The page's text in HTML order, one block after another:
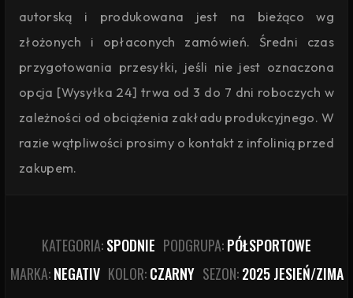
autorską i produkowana jest na bieżąco wg
złożonych i opłaconych zamówień. Średni czas
przygotowania przesyłki, jeśli nie jest oznaczona
opcja [Wysyłka 24] trwa od 3 do 7 dni roboczych w
zależności od obciążenia zakładu produkcyjnego. W
razie wątpliwości prosimy o kontakt z infolinią przed
zakupem.
KATEGORIA:SPODNIE PODGRUPA:PÓŁSPORTOWE
MARKA:NEGATIV KOLOR:CZARNY SEZON:2025 JESIEŃ/ZIMA